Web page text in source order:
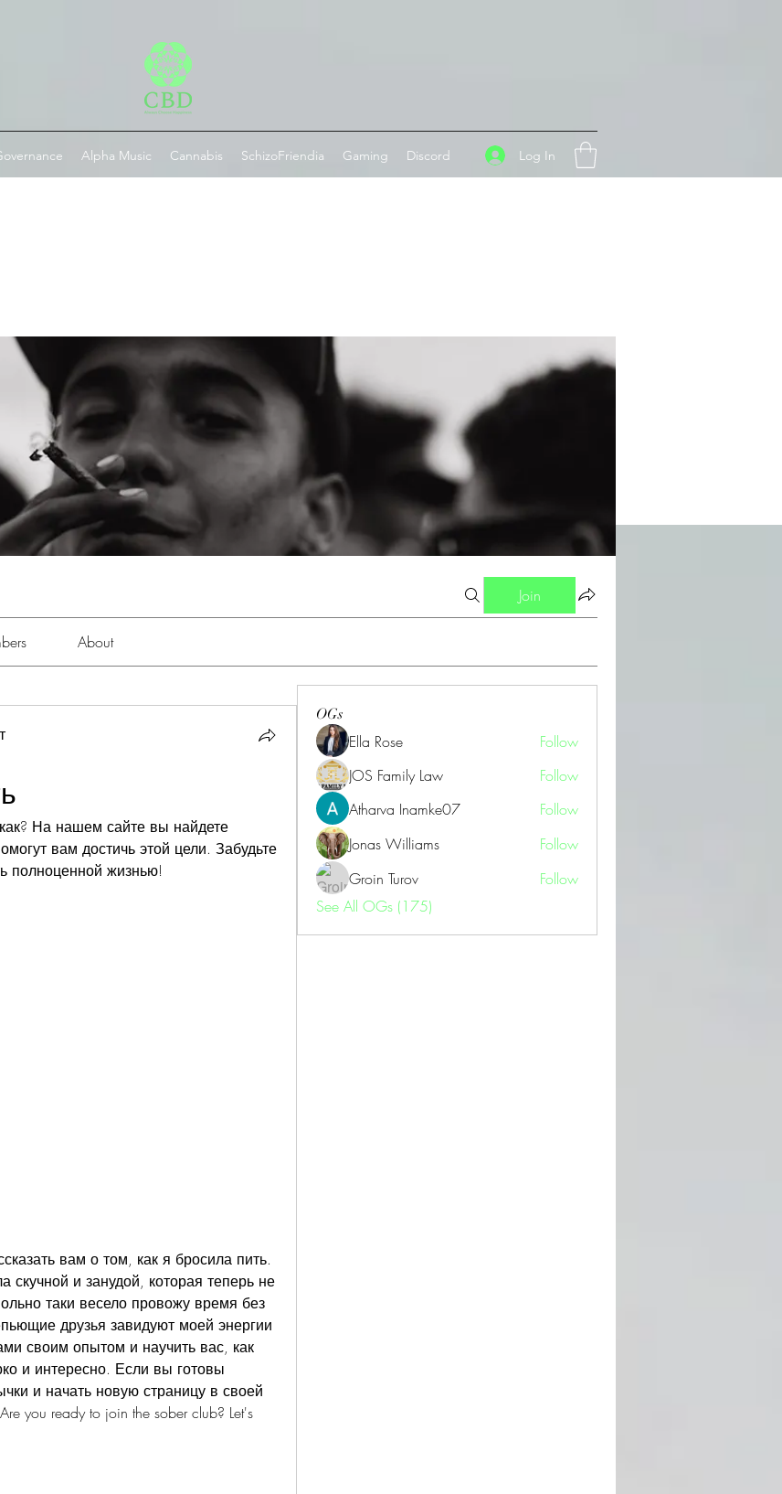
Alpha Music Cannabis SchizoFriendia Gaming Discord Log In
Join
About
На нашем сайте вы найдете
вам достичь этой цели. Забудьте
полноценной жизнью!
вам о том, как я бросила пить.
скучной и занудой, которая теперь не
таки весело провожу время без
друзья завидуют моей энергии
своим опытом и научить вас, как
и интересно. Если вы готовы
и начать новую страницу в своей
you ready to join the sober club? Let's
OGs
Ella Rose
Follow
JOS Family Law
Follow
Atharva Inamke07
Follow
Jonas Williams
Follow
Groin Turov
Follow
See All OGs (175)